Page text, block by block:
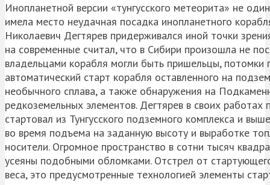
Инопланетной версии «тунгусского метеорита» не
имела место неудачная посадка инопланетного
Николаевич Дегтярев придерживался иной точки
на современные считал, что в Сибири произошла не
владельцами корабля могли быть пришельцы,
автоматический старт корабля оставленного на
необычного сплава, а также обнаружения на
редкоземельных элементов. Дегтярев в своих
стартовал из Тунгусского подземного комплекса и
во время подъема на заданную высоту и выработке
носители. Огромное пространство в сотни тысяч
усеяны подобными обломками. Отстрел от
веса, это предусмотренные технологией элементы